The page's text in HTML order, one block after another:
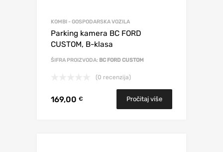
KOMBI - GOSPODARSKA VOZILA
Parking kamera BC FORD
CUSTOM, B-klasa
ŠIFRA PROIZVODA: BC FORD CUSTOM
(0 recenzija)
169,00 € Pročitaj više